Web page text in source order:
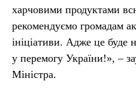
харчовими продуктами
рекомендуємо громадам
ініціативи. Адже це
у перемогу України!», –
Міністра.